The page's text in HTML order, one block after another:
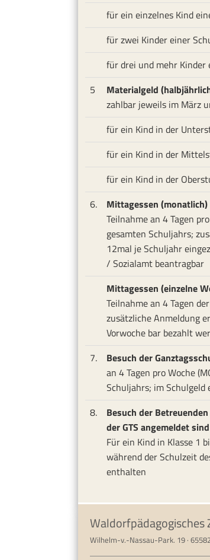
für ein einzelnes Kind
für zwei Kinder einer
für drei und mehr Kinder
5
Materialgeld
zahlbar jeweils im März
für ein Kind in der
für ein Kind in der
für ein Kind in der
6.
Mittagessen (monatlich)
Teilnahme an 4 Tagen
gesamten Schuljahrs;
12mal je Schuljahr
/ Sozialamt beantragbar
Mittagessen (einzelne
Teilnahme an 4 Tagen
zusätzliche Anmeldung
Vorwoche bar bezahlt
7.
Besuch der
an 4 Tagen pro Woche
Schuljahrs; im Schulgeld
8.
Besuch der
der GTS angemeldet sind
Für ein Kind in Klasse 1
während der Schulzeit
enthalten
Waldorfpädagogisches
Wilhelm-v.-Nassau-Park. 19 ·